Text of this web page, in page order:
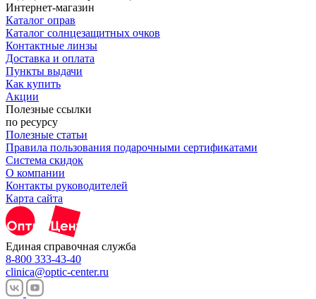
Интернет-магазин
Каталог оправ
Каталог солнцезащитных очков
Контактные линзы
Доставка и оплата
Пункты выдачи
Как купить
Акции
Полезные ссылки
по ресурсу
Полезные статьи
Правила пользования подарочными сертификатами
Система скидок
О компании
Контакты руководителей
Карта сайта
Единая справочная служба
8-800 333-43-40
clinica@optic-center.ru